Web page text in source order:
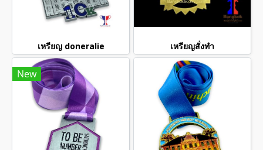
เหรียญ doneralie เหรียญสั่งทำ
New